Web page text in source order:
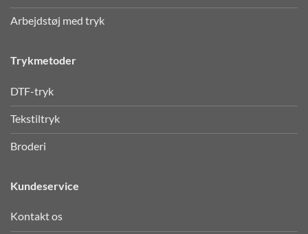
Arbejdstøj med tryk
Trykmetoder
DTF-tryk
Tekstiltryk
Broderi
Kundeservice
Kontakt os